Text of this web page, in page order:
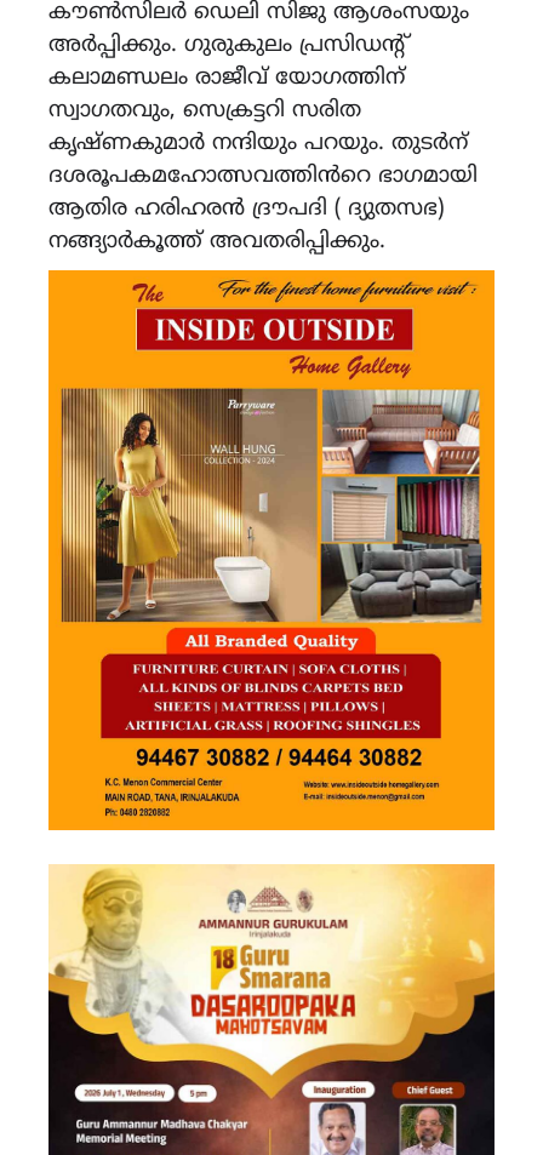
കൗൺസിലർ ഡെലി സിജു ആശംസയും
അർപ്പിക്കും. ഗുരുകുലം പ്രസിഡൻ്റ്
കലാമണ്ഡലം രാജീവ് യോഗത്തിന്
സ്വാഗതവും, സെക്രട്ടറി സരിത
കൃഷ്‌ണകുമാർ നന്ദിയും പറയും. തുടർന്
ദശരൂപകമഹോത്സവത്തിൻറെ ഭാഗമായി
ആതിര ഹരിഹരൻ ദ്രൗപദി ( ദ്യുതസഭ)
നങ്ങ്യാർകൂത്ത് അവതരിപ്പിക്കും.